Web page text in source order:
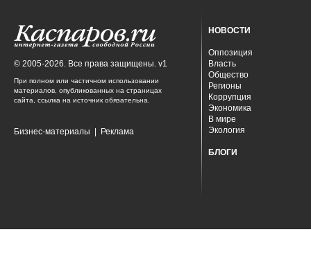
© 2005-2026. Все права защищены. v1
При полном или частичном использовании
материалов, опубликованных на страницах
сайта, ссылка на источник обязательна.
Бизнес-материалы Реклама
НОВОСТИ
Оппозиция
Власть
Общество
Регионы
Коррупция
Экономика
В мире
Экология
БЛОГИ